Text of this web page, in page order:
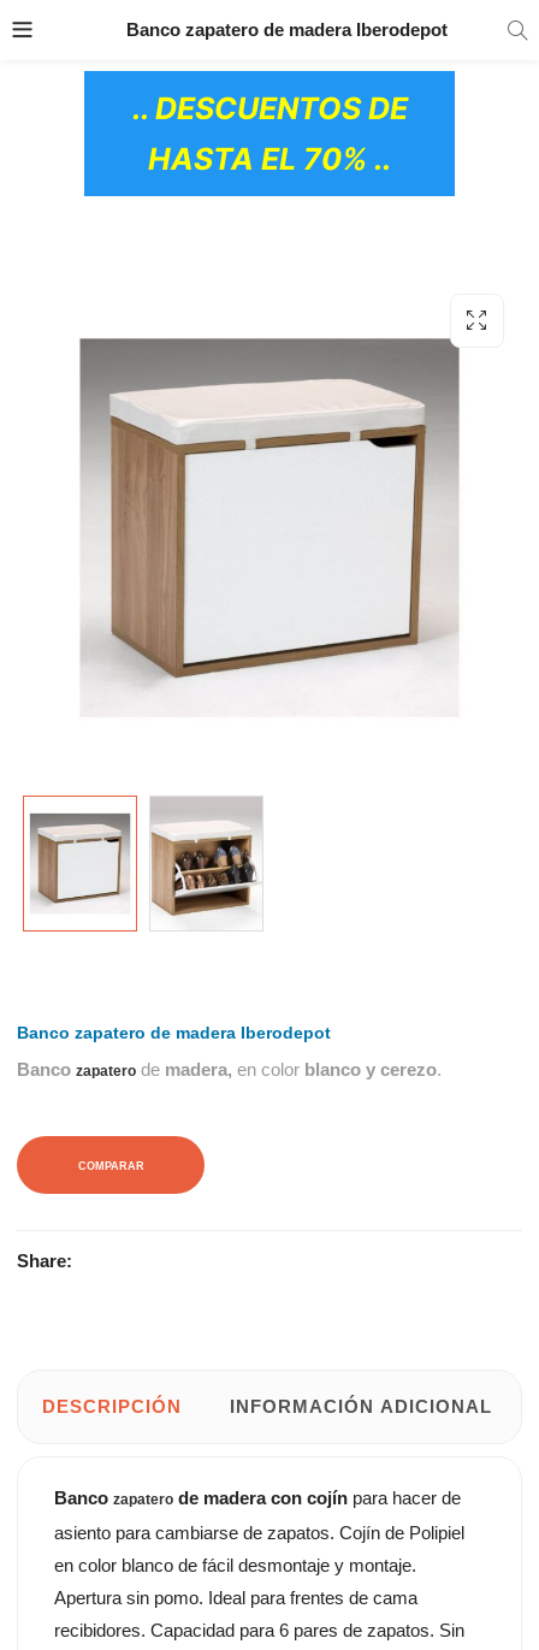
PRODUCTOS
.. DESCUENTOS DE
HASTA EL 70% ..
Banco zapatero de madera Iberodepot
Banco zapatero de madera Iberodepot
Banco zapatero de madera, en color blanco y cerezo.
COMPARAR
Share:
DESCRIPCIÓN INFORMACIÓN ADICIONAL
Banco zapatero de madera con cojín para hacer de
asiento para cambiarse de zapatos. Cojín de Polipiel
en color blanco de fácil desmontaje y montaje.
Apertura sin pomo. Ideal para frentes de cama
recibidores. Capacidad para 6 pares de zapatos. Sin